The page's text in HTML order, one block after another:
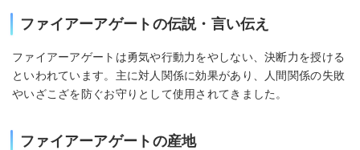
ファイアーアゲートの伝説・言い伝え
ファイアーアゲートは勇気や行動力をやしない、決断力を授ける
といわれています。主に対人関係に効果があり、人間関係の失敗
やいざこざを防ぐお守りとして使用されてきました。
ファイアーアゲートの産地